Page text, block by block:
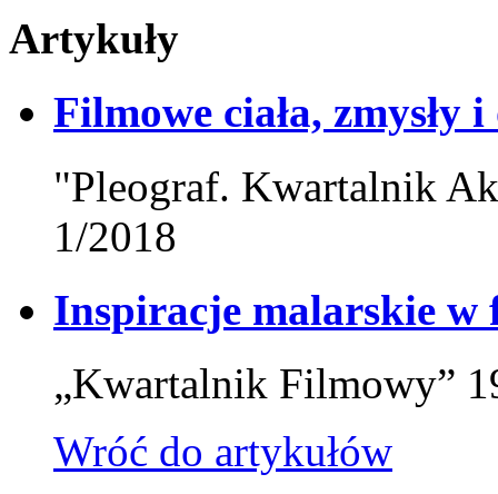
Artykuły
Filmowe ciała, zmysły
"Pleograf. Kwartalnik
1/2018
Inspiracje malarskie
„Kwartalnik Filmowy”
Wróć do artykułów